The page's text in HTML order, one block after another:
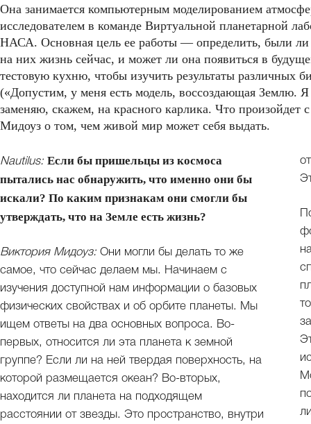
Она занимается компьютерным моделированием
исследователем в команде Виртуальной планетарной
НАСА. Основная цель ее работы — определить, были ли
на них жизнь сейчас, и может ли она появиться в
тестовую кухню, чтобы изучить результаты различных
(«Допустим, у меня есть модель, воссоздающая Землю.
заменяю, скажем, на красного карлика. Что произойдет
Мидоуз о том, чем живой мир может себя выдать.
Nautilus: Если бы пришельцы из космоса
пытались нас обнаружить, что именно они бы
искали? По каким признакам они смогли бы
утверждать, что на Земле есть жизнь?
Виктория Мидоуз: Они могли бы делать то же
самое, что сейчас делаем мы. Начинаем с
изучения доступной нам информации о базовых
физических свойствах и об орбите планеты. Мы
ищем ответы на два основных вопроса. Во-
первых, относится ли эта планета к земной
группе? Если ли на ней твердая поверхность, на
которой размещается океан? Во-вторых,
находится ли планета на подходящем
расстоянии от звезды. Это пространство, внутри